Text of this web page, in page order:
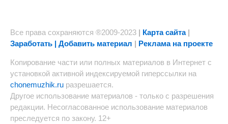
Все права сохраняются ®2009-2023 | Карта сайта|
Заработать | Добавить материал | Реклама на проекте
Копирование части или полных материалов в Интернет с
установкой активной индексируемой гиперссылки на
chonemuzhik.ru разрешается.
Другое использование материалов - только с разрешения
редакции. Несогласованное использование материалов
преследуется по закону. 12+